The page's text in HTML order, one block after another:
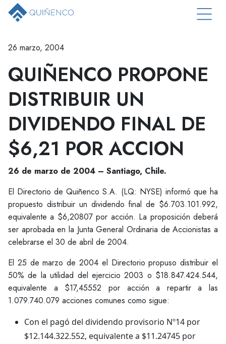
26 marzo, 2004
QUIÑENCO PROPONE
DISTRIBUIR UN
DIVIDENDO FINAL DE
$6,21 POR ACCION
26 de marzo de 2004 – Santiago, Chile.
El Directorio de Quiñenco S.A. (LQ: NYSE) informó que ha
propuesto distribuir un dividendo final de $6.703.101.992,
equivalente a $6,20807 por acción. La proposición deberá
ser aprobada en la Junta General Ordinaria de Accionistas a
celebrarse el 30 de abril de 2004.
El 25 de marzo de 2004 el Directorio propuso distribuir el
50% de la utilidad del ejercicio 2003 o $18.847.424.544,
equivalente a $17,45552 por acción a repartir a las
1.079.740.079 acciones comunes como sigue:
Con el pagó del dividendo provisorio Nº14 por
$12.144.322.552, equivalente a $11.24745 por